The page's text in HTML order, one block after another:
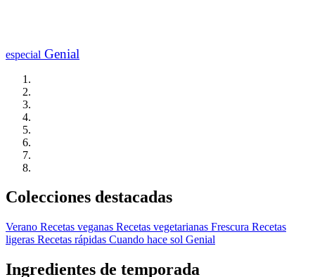
especial Genial
Colecciones destacadas
Verano Recetas veganas Recetas vegetarianas Frescura Recetas
ligeras Recetas rápidas Cuando hace sol Genial
Ingredientes de temporada